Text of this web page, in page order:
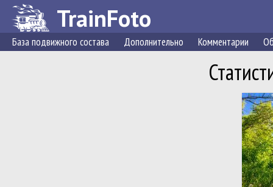
TrainFoto
База подвижного состава Дополнительно Комментарии